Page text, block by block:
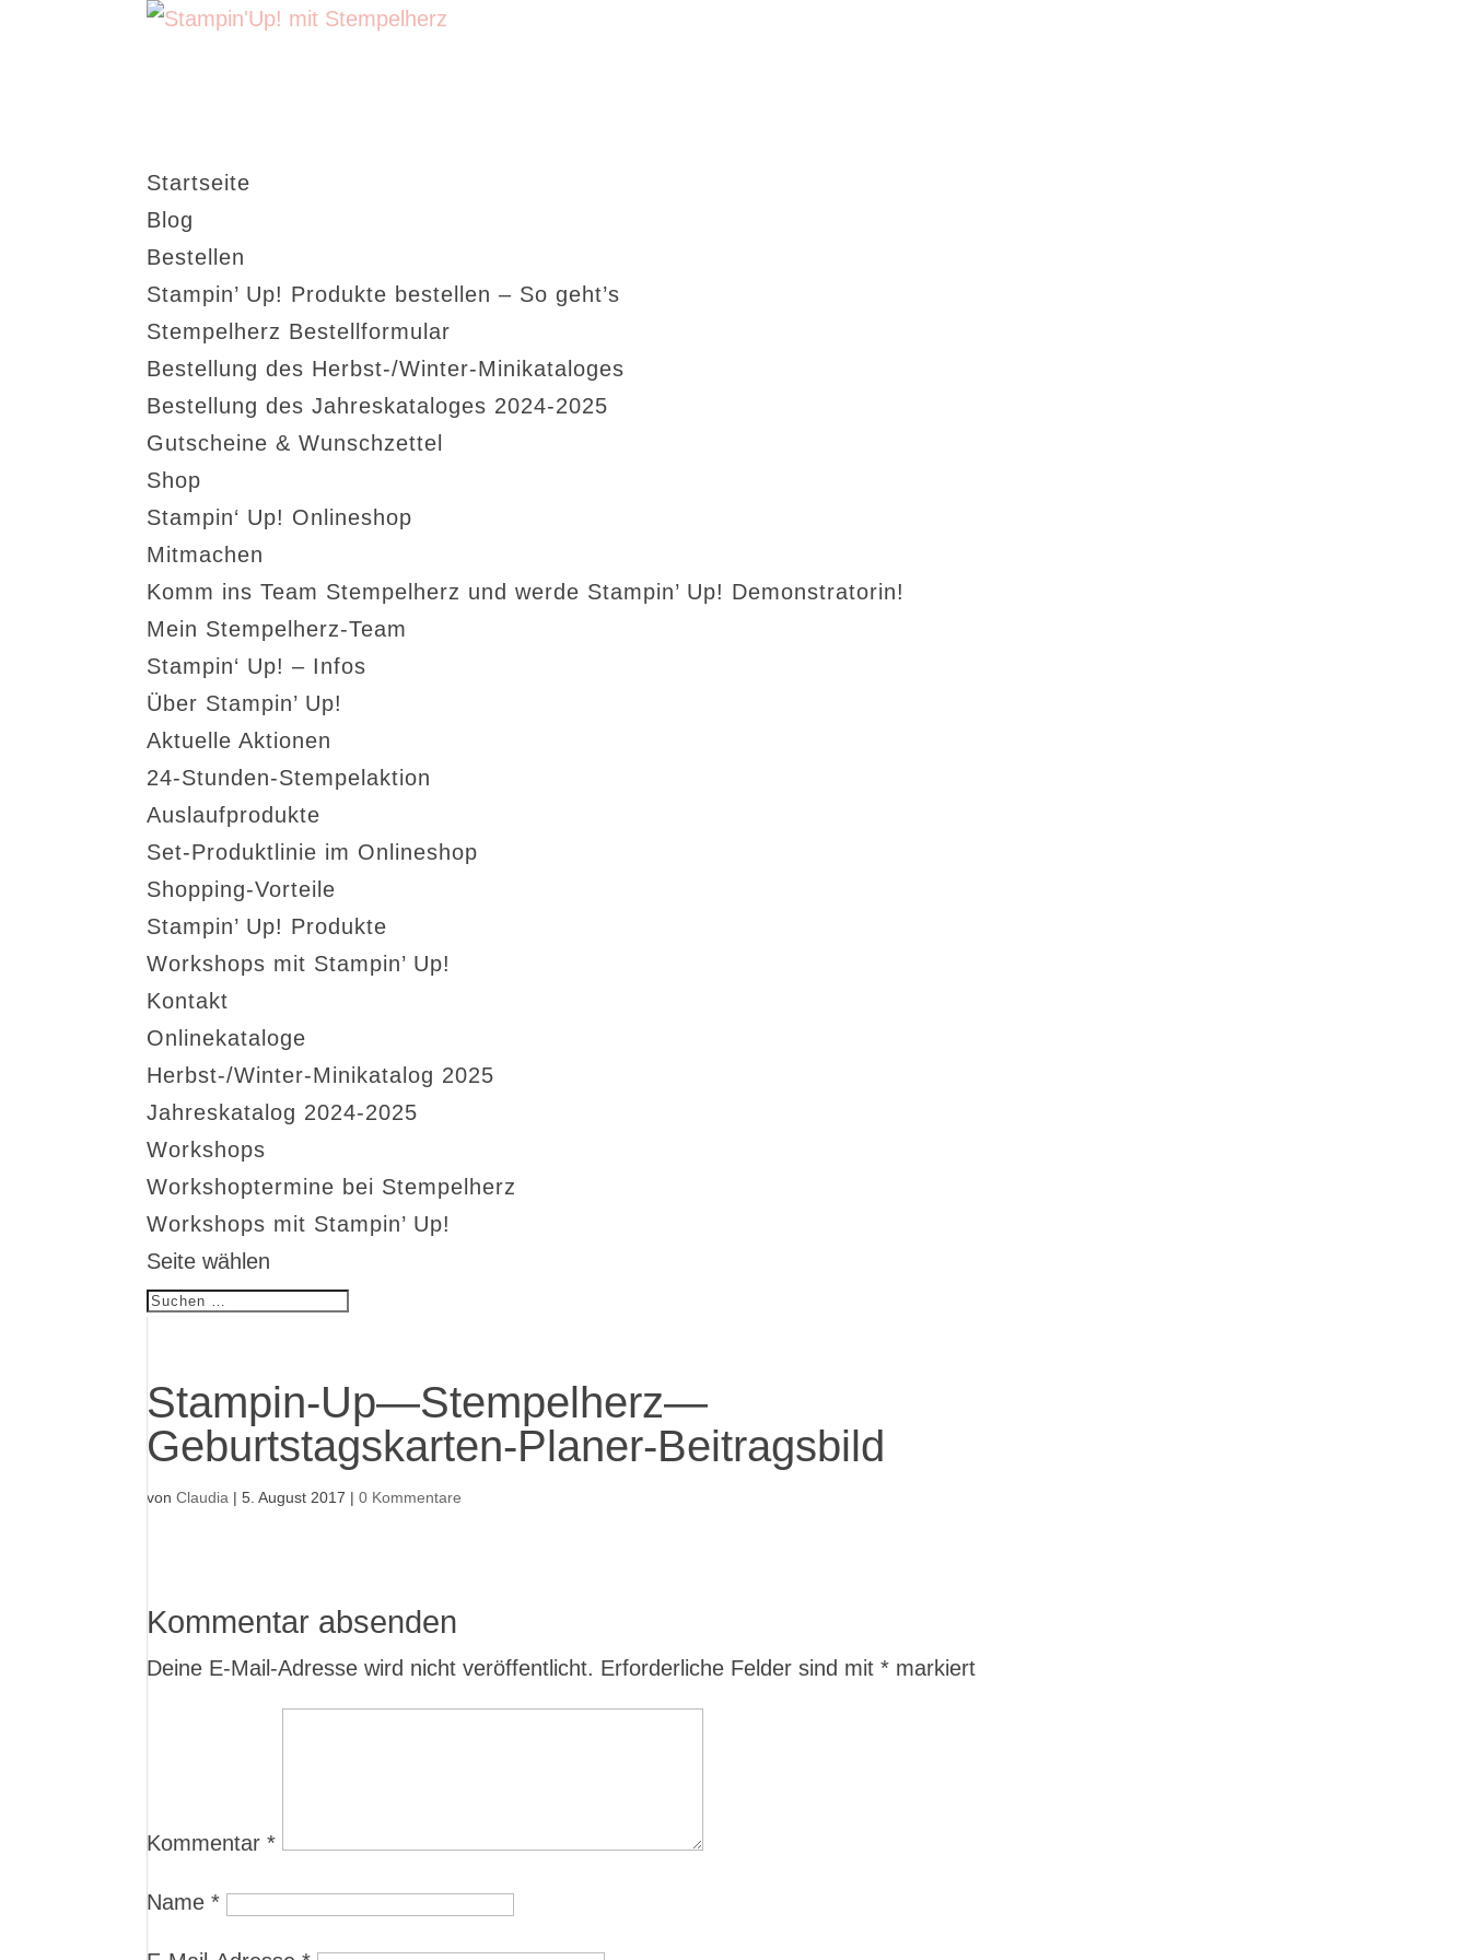
Startseite
Blog
Bestellen
Stampin’ Up! Produkte bestellen – So geht’s
Stempelherz Bestellformular
Bestellung des Herbst-/Winter-Minikataloges
Bestellung des Jahreskataloges 2024-2025
Gutscheine & Wunschzettel
Shop
Stampin‘ Up! Onlineshop
Mitmachen
Komm ins Team Stempelherz und werde Stampin’ Up! Demonstratorin!
Mein Stempelherz-Team
Stampin‘ Up! – Infos
Über Stampin’ Up!
Aktuelle Aktionen
24-Stunden-Stempelaktion
Auslaufprodukte
Set-Produktlinie im Onlineshop
Shopping-Vorteile
Stampin’ Up! Produkte
Workshops mit Stampin’ Up!
Kontakt
Onlinekataloge
Herbst-/Winter-Minikatalog 2025
Jahreskatalog 2024-2025
Workshops
Workshoptermine bei Stempelherz
Workshops mit Stampin’ Up!
Seite wählen
Stampin-Up—Stempelherz—
Geburtstagskarten-Planer-Beitragsbild
vonClaudia |5. August 2017 |0 Kommentare
Kommentar absenden
Deine E-Mail-Adresse wird nicht veröffentlicht. Erforderliche Felder sind mit* markiert
Kommentar*
Name*